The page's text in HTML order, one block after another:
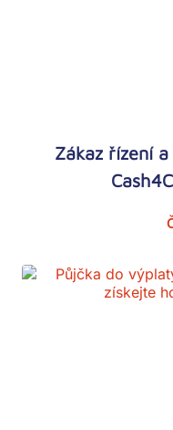
Zákaz řízení